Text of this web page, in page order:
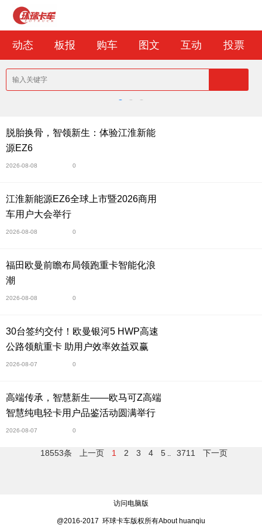
动态 板报 购车 图文 互动 投票
脱胎换骨，智领新生：体验江淮新能
源EZ6
2026-08-08 0
江淮新能源EZ6全球上市暨2026商用
车用户大会举行
2026-08-08 0
福田欧曼前瞻布局领跑重卡智能化浪
潮
2026-08-08 0
30台签约交付！欧曼银河5 HWP高速
公路领航重卡 助用户效率效益双赢
2026-08-07 0
高端传承，智慧新生——欧马可Z高端
智慧纯电轻卡用户品鉴活动圆满举行
2026-08-07 0
18553条 上一页 1 2 3 4 5 .. 3711 下一页
访问电脑版
@2016-2017 环球卡车版权所有About huanqiu